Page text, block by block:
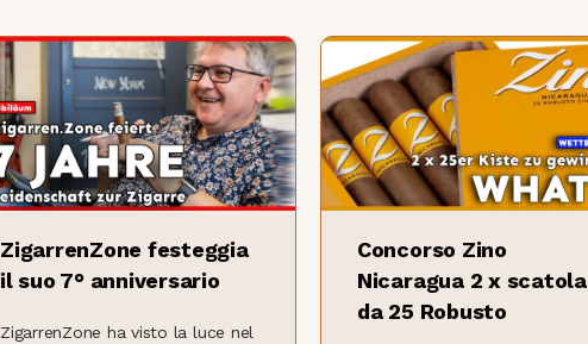
ZigarrenZone festeggia
il suo 7° anniversario
ZigarrenZone ha visto la luce nel
Concorso Zino
Nicaragua 2 x scatola
da 25 Robusto